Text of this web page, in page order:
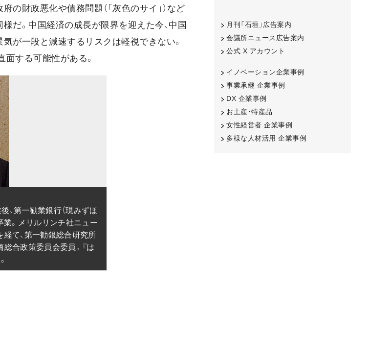
財政悪化や債務問題（「灰色のサイ」）など
だ。中国経済の成長が限界を迎えた今、中国
が一段と減速するリスクは軽視できない。
する可能性がある。
、第一勧業銀行（現みずほ
業。メリルリンチ社ニュー
経て、第一勧銀総合研究所
合政策委員会委員。『は
月刊「石垣」広告案内
会議所ニュース広告案内
公式 X アカウント
イノベーション企業事例
事業承継 企業事例
DX 企業事例
お土産・特産品
女性経営者 企業事例
多様な人材活用 企業事例